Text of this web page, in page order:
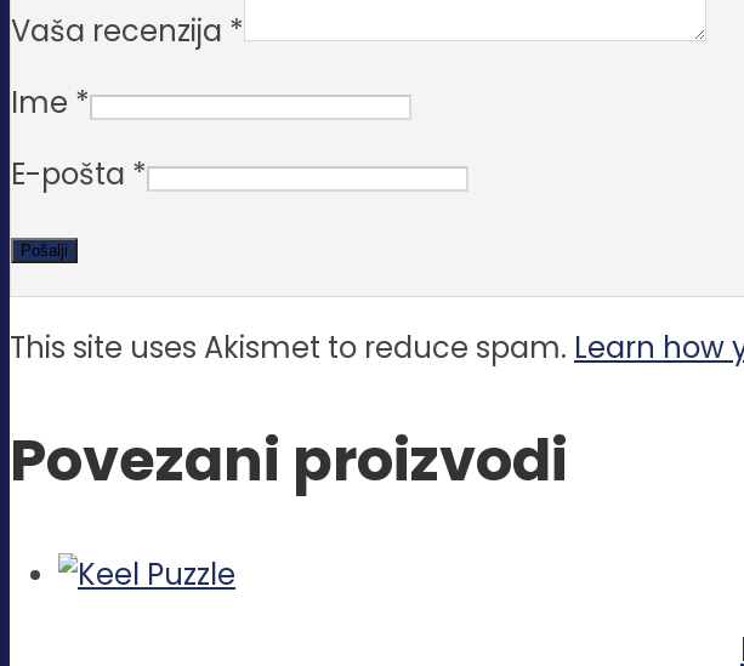
Vaša recenzija *
Ime *
E-pošta *
This site uses Akismet to reduce spam. Learn how
Povezani proizvodi